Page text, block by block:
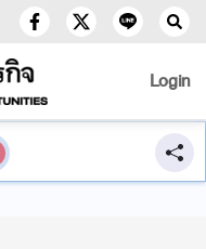
Login